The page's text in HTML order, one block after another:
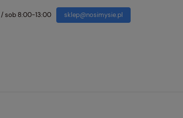
/sob 8:00-13:00 sklep@nosimysie.pl